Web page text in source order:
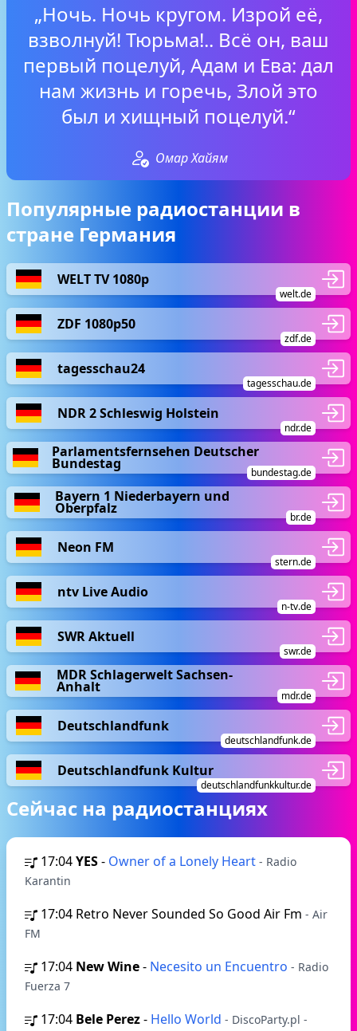
„Ночь. Ночь кругом. Изрой её,
взволнуй! Тюрьма!.. Всё он, ваш
первый поцелуй, Адам и Ева: дал
нам жизнь и горечь, Злой это
был и хищный поцелуй.“
Омар Хайям
Популярные радиостанции в
стране Германия
WELT TV 1080p
welt.de
ZDF 1080p50
zdf.de
tagesschau24
tagesschau.de
NDR 2 Schleswig Holstein
ndr.de
Parlamentsfernsehen Deutscher
Bundestag
bundestag.de
Bayern 1 Niederbayern und
Oberpfalz
br.de
Neon FM
stern.de
ntv Live Audio
n-tv.de
SWR Aktuell
swr.de
MDR Schlagerwelt Sachsen-
Anhalt
mdr.de
Deutschlandfunk
deutschlandfunk.de
Deutschlandfunk Kultur
deutschlandfunkkultur.de
Сейчас на радиостанциях
17:04YES- Owner of a Lonely Heart - Radio
Karantin
17:04 Retro Never Sounded So Good Air Fm - Air
FM
17:04 New Wine- Necesito un Encuentro - Radio
Fuerza 7
17:04 Bele Perez- Hello World - DiscoParty.pl -